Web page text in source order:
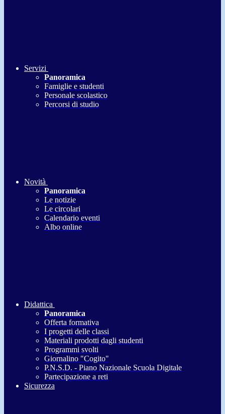
Servizi
Panoramica
Famiglie e studenti
Personale scolastico
Percorsi di studio
Novità
Panoramica
Le notizie
Le circolari
Calendario eventi
Albo online
Didattica
Panoramica
Offerta formativa
I progetti delle classi
Materiali prodotti dagli studenti
Programmi svolti
Giornalino "Cogito"
P.N.S.D. - Piano Nazionale Scuola Digitale
Partecipazione a reti
Sicurezza